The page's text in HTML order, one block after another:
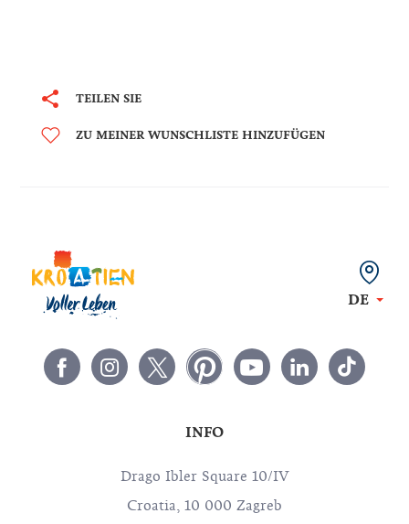
TEILEN SIE
ZU MEINER WUNSCHLISTE HINZUFÜGEN
DE
INFO
Drago Ibler Square 10/IV
Croatia, 10 000 Zagreb